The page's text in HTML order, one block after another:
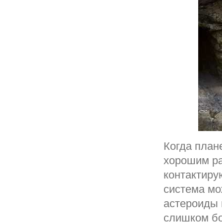
Когда
хорошим
система
астероиды
слишком